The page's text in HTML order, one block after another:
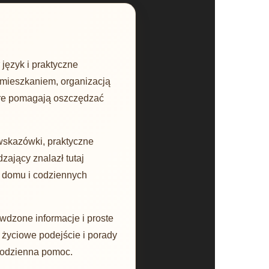
i praktyczne
organizacją
pomagają oszczędzać
praktyczne
znalazł tutaj
i codziennych
informacje i proste
podejście i porady
pomoc.